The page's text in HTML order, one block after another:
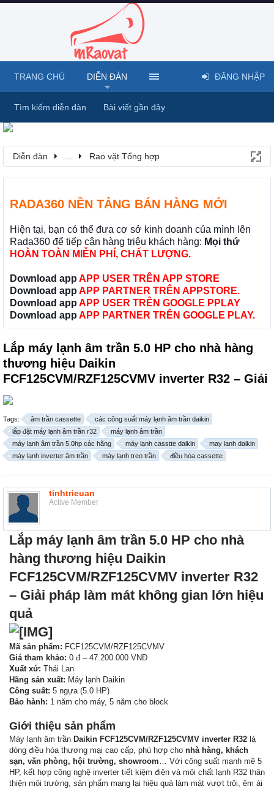
Diễn đàn Rao vặt Tổng hợp
RADA360 NỀN TẢNG BÁN HÀNG MỚI
Hiện tại, bạn có thể đưa cơ sở kinh doanh của mình lên
Rada360 để tiếp cận hàng triệu khách hàng: Mọi thứ
HOÀN TOÀN MIỄN PHÍ, CHẤT LƯỢNG.
Download app APP USER TRÊN APP STORE
Download app APP PARTNER TRÊN APPSTORE.
Download app APP USER TRÊN GOOGLE PPLAY
Download app APP PARTNER TRÊN GOOGLE PLAY.
Lắp máy lạnh âm trần 5.0 HP cho nhà hàng
thương hiệu Daikin
FCF125CVM/RZF125CVMV inverter R32 – Giải
Tags: âm trần cassette
các công suất máy lạnh âm trần daikin
lắp đặt máy lạnh âm trần r32
máy lạnh âm trần
máy lạnh âm trần 5.0hp các hãng
máy lạnh casstte daikin
may lanh daikin
máy lạnh inverter âm trần
máy lạnh treo trần điều hòa cassette
tinhtrieuan
Active Member
Lắp máy lạnh âm trần 5.0 HP cho nhà
hàng thương hiệu Daikin
FCF125CVM/RZF125CVMV inverter R32
– Giải pháp làm mát không gian lớn hiệu
quả
Mã sản phẩm: FCF125CVM/RZF125CVMV
Giá tham khảo: 0 đ – 47.200.000 VNĐ
Xuất xứ: Thái Lan
Hãng sản xuất: Máy lạnh Daikin
Công suất: 5 ngựa (5.0 HP)
Bảo hành: 1 năm cho máy, 5 năm cho block
Giới thiệu sản phẩm
Máy lạnh âm trần Daikin FCF125CVM/RZF125CVMV inverter R32 là
dòng điều hòa thương mại cao cấp, phù hợp cho nhà hàng, khách
sạn, văn phòng, hội trường, showroom… Với công suất mạnh mẽ 5
HP, kết hợp công nghệ inverter tiết kiệm điện và môi chất lạnh R32 thân
thiện môi trường, sản phẩm mang lại hiệu quả làm mát vượt trội, êm ái
TRANG CHỦ DIỄN ĐÀN
Tìm kiếm diễn đàn Bài viết gần đây
ĐĂNG NHẬP